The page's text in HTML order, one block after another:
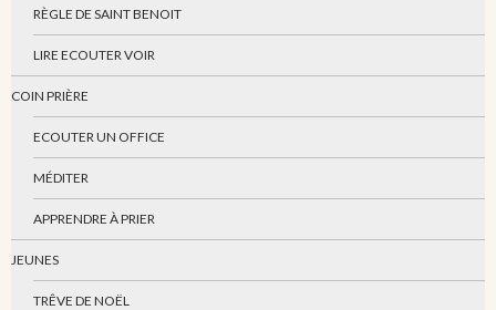
RÈGLE DE SAINT BENOIT
LIRE ECOUTER VOIR
COIN PRIÈRE
ECOUTER UN OFFICE
MÉDITER
APPRENDRE À PRIER
JEUNES
TRÊVE DE NOËL